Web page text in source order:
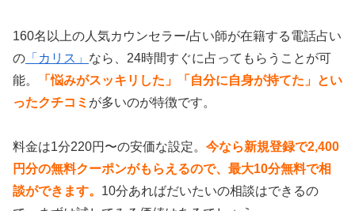
160名以上の人気カウンセラー/占い師が在籍する電話占い
の 「カリス」 なら、24時間すぐに占ってもらうことが可
能。
「悩みがスッキリした」「自分に自身が持てた」とい
ったクチコミ が多いのが特徴です。
料金は1分220円〜の安価な設定。 今なら新規登録で2,400
円分の無料クーポンがもらえるので、最大10分無料で相
談ができます。 10分あればだいたいの相談はできるの